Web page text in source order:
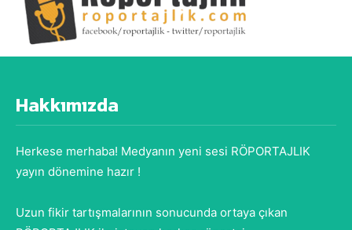
Hakkımızda
Herkese merhaba! Medyanın yeni sesi RÖPORTAJLIK
yayın dönemine hazır !
Uzun fikir tartışmalarının sonucunda ortaya çıkan